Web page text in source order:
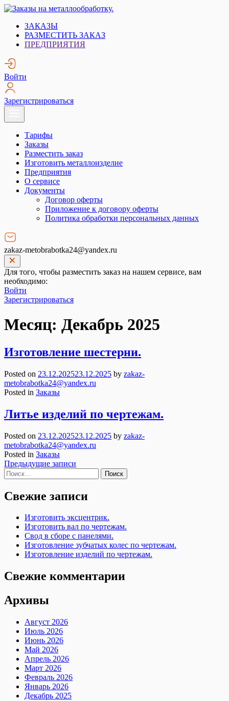
Skip
content
Заказы на металлообработку.
Металлообработка. Открытые заказы на металлообработку.
ЗАКАЗЫ
РАЗМЕСТИТЬ ЗАКАЗ
ПРЕДПРИЯТИЯ
Войти
Зарегистрироваться
Тарифы
Заказы
Разместить заказ
Изготовить металлоизделие
Предприятия
О сервисе
Документы
Договор оферты
Приложение к договору оферты
Политика обработки персональных данных
zakaz-metobrabotka24@yandex.ru
Для того, чтобы разместить заказ на нашем сервисе, вам
необходимо:
Войти
Зарегистрироваться
Месяц: Декабрь 2025
Изготовление шестерни.
Posted on 23.12.202523.12.2025 by zakaz-
metobrabotka24@yandex.ru
Posted in Заказы
Литье изделий по чертежам.
Posted on 23.12.202523.12.2025 by zakaz-
metobrabotka24@yandex.ru
Posted in Заказы
Навигация
по
записям
Предыдущие записи
Найти:
Свежие записи
Изготовить эксцентрик.
Изготовить вал по чертежам.
Свод в сборе с панелями.
Изготовление зубчатых колес по чертежам.
Изготовление изделий по чертежам.
Свежие комментарии
Архивы
Август 2026
Июль 2026
Июнь 2026
Май 2026
Апрель 2026
Март 2026
Февраль 2026
Январь 2026
Декабрь 2025